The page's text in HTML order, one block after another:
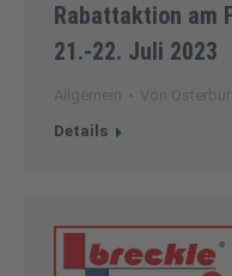
Rabattaktion am
21.-22. Juli 2023
Details